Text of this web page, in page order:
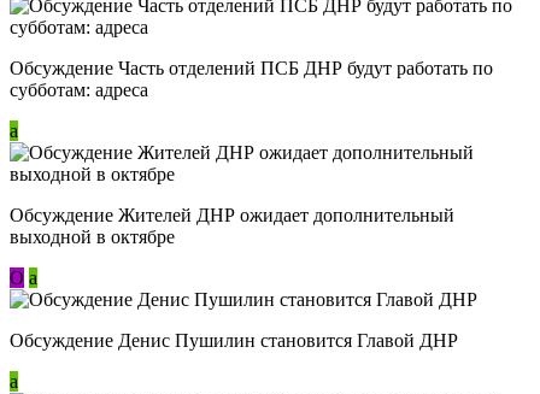
Обсуждение Часть отделений ПСБ ДНР будут работать по
субботам: адреса
a
Обсуждение Жителей ДНР ожидает дополнительный
выходной в октябре
О a
Обсуждение Денис Пушилин становится Главой ДНР
a